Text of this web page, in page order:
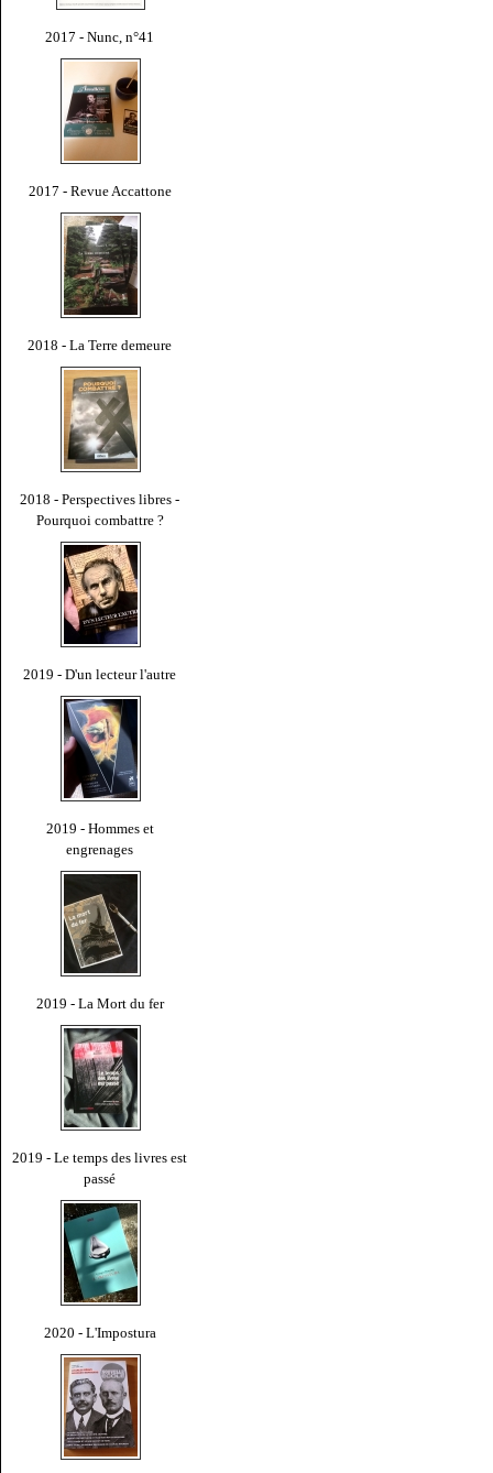
2017 - Nunc, n°41
2017 - Revue Accattone
2018 - La Terre demeure
2018 - Perspectives libres -
Pourquoi combattre ?
2019 - D'un lecteur l'autre
2019 - Hommes et
engrenages
2019 - La Mort du fer
2019 - Le temps des livres est
passé
2020 - L'Impostura